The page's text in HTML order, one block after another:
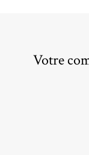
Votre